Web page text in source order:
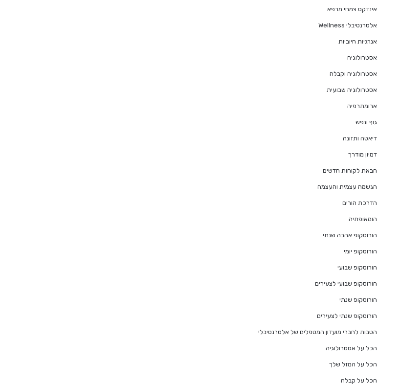
אינדקס צמחי מרפא
אלטרנטיבלי Wellness
אנרגיות חיוביות
אסטרולוגיה
אסטרולוגיה וקבלה
אסטרולוגיה שבועית
ארומתרפיה
גוף ונפש
דיאטה ותזונה
דמיון מודרך
הבאת לקוחות חדשים
הגשמה עצמית והעצמה
הדרכת הורים
הומאופתיה
הורוסקופ אהבה שנתי
הורוסקופ יומי
הורוסקופ שבועי
הורוסקופ שבועי לצעירים
הורוסקופ שנתי
הורוסקופ שנתי לצעירים
הטבות לחברי מועדון המטפלים של אלטרנטיבלי
הכל על אסטרולוגיה
הכל על המזל שלך
הכל על קבלה